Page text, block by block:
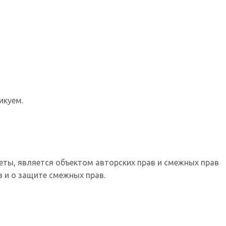
является объектом авторских прав и смежных прав
и о защите смежных прав.